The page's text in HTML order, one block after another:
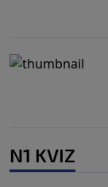
N1 KVIZ